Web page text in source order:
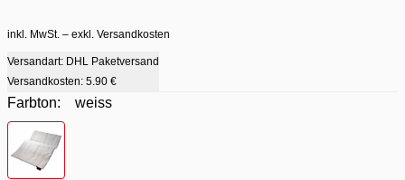
inkl. MwSt. – exkl. Versandkosten
Versandart: DHL Paketversand
Versandkosten: 5.90 €
Farbton:
weiss
Farbton